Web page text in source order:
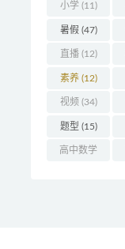
小学(11)
暑假 (47)
直播(12)
素养(12)
视频 (34)
题型 (15)
高中数学